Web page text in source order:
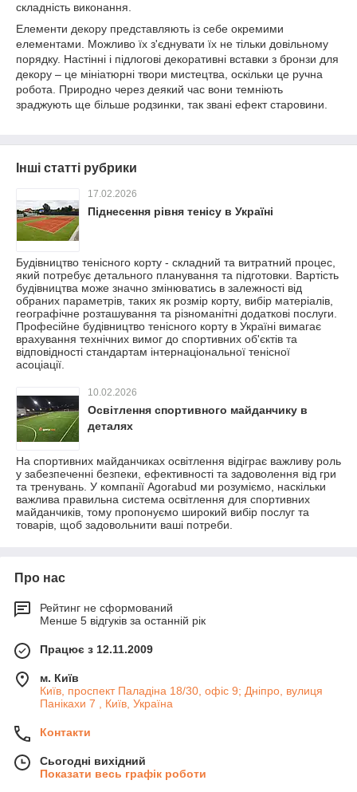
складність виконання.
Елементи декору представляють із себе окремими
елементами. Можливо їх з'єднувати їх не тільки довільному
порядку. Настінні і підлогові декоративні вставки з бронзи для
декору – це мініатюрні твори мистецтва, оскільки це ручна
робота. Природно через деякий час вони темніють
зраджують ще більше родзинки, так звані ефект старовини.
Інші статті рубрики
17.02.2026
Піднесення рівня тенісу в Україні
Будівництво тенісного корту - складний та витратний процес,
який потребує детального планування та підготовки. Вартість
будівництва може значно змінюватись в залежності від
обраних параметрів, таких як розмір корту, вибір матеріалів,
географічне розташування та різноманітні додаткові послуги.
Професійне будівництво тенісного корту в Україні вимагає
врахування технічних вимог до спортивних об'єктів та
відповідності стандартам інтернаціональної тенісної
асоціації.
10.02.2026
Освітлення спортивного майданчику в
деталях
На спортивних майданчиках освітлення відіграє важливу роль
у забезпеченні безпеки, ефективності та задоволення від гри
та тренувань. У компанії Agorabud ми розуміємо, наскільки
важлива правильна система освітлення для спортивних
майданчиків, тому пропонуємо широкий вибір послуг та
товарів, щоб задовольнити ваші потреби.
Про нас
Рейтинг не сформований
Менше 5 відгуків за останній рік
Працює з 12.11.2009
м. Київ
Київ, проспект Паладіна 18/30, офіс 9; Дніпро, вулиця
Панікахи 7 , Київ, Україна
Контакти
Сьогодні вихідний
Показати весь графік роботи